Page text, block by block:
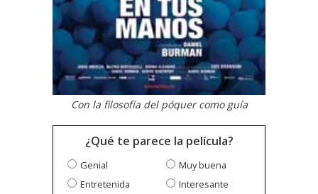
Con la filosofía del póquer como guía
¿Qué te parece la película?
Genial
Muy buena
Entretenida
Interesante